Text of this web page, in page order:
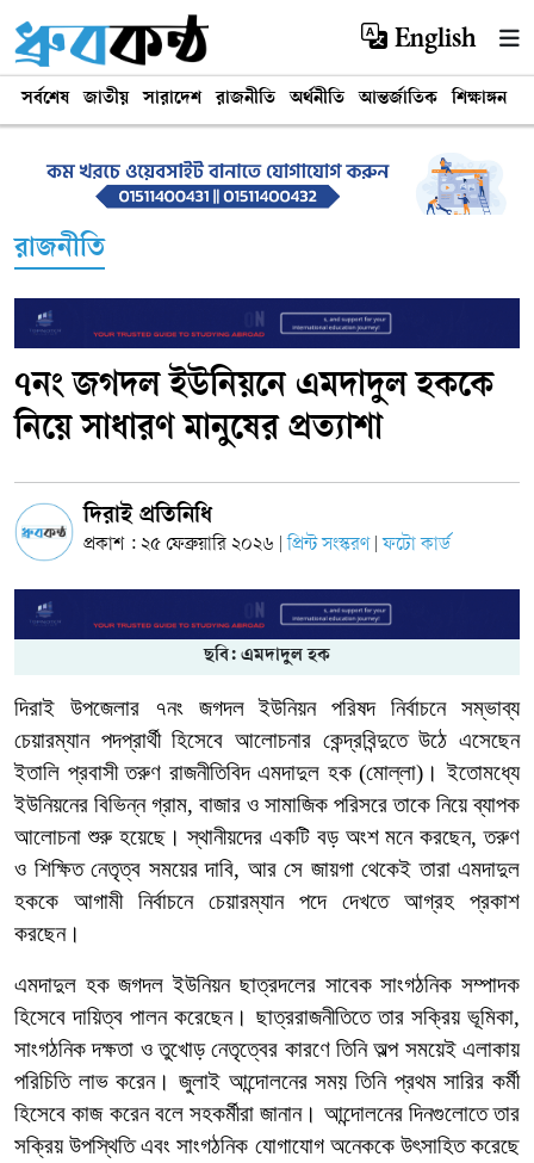
English
সর্বশেষ জাতীয় সারাদেশ রাজনীতি অর্থনীতি আন্তর্জাতিক শিক্ষাঙ্গন
রাজনীতি
৭নং জগদল ইউনিয়নে এমদাদুল হককে
নিয়ে সাধারণ মানুষের প্রত্যাশা
দিরাই প্রতিনিধি
প্রকাশ : ২৫ ফেব্রুয়ারি ২০২৬ প্রিন্ট সংস্করণ ফটো কার্ড
ছবি: এমদাদুল হক
দিরাই উপজেলার ৭নং জগদল ইউনিয়ন পরিষদ নির্বাচনে সম্ভাব্য
চেয়ারম্যান পদপ্রার্থী হিসেবে আলোচনার কেন্দ্রবিন্দুতে উঠে এসেছেন
ইতালি প্রবাসী তরুণ রাজনীতিবিদ এমদাদুল হক (মোল্লা)। ইতোমধ্যে
ইউনিয়নের বিভিন্ন গ্রাম, বাজার ও সামাজিক পরিসরে তাকে নিয়ে ব্যাপক
আলোচনা শুরু হয়েছে। স্থানীয়দের একটি বড় অংশ মনে করছেন, তরুণ
ও শিক্ষিত নেতৃত্ব সময়ের দাবি, আর সে জায়গা থেকেই তারা এমদাদুল
হককে আগামী নির্বাচনে চেয়ারম্যান পদে দেখতে আগ্রহ প্রকাশ
করছেন।
এমদাদুল হক জগদল ইউনিয়ন ছাত্রদলের সাবেক সাংগঠনিক সম্পাদক
হিসেবে দায়িত্ব পালন করেছেন। ছাত্ররাজনীতিতে তার সক্রিয় ভূমিকা,
সাংগঠনিক দক্ষতা ও তুখোড় নেতৃত্বের কারণে তিনি অল্প সময়েই এলাকায়
পরিচিতি লাভ করেন। জুলাই আন্দোলনের সময় তিনি প্রথম সারির কর্মী
হিসেবে কাজ করেন বলে সহকর্মীরা জানান। আন্দোলনের দিনগুলোতে তার
সক্রিয় উপস্থিতি এবং সাংগঠনিক যোগাযোগ অনেককে উৎসাহিত করেছে